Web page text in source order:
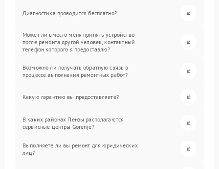
Диагностика проводится бесплатно?
Может ли вместо меня принять устройство
после ремонта другой человек, контактный
телефон которого я предоставлю?
Возможно ли получать обратную связь в
процессе выполнения ремонтных работ?
Какую гарантию вы предоставляете?
В каких районах Пензы располагаются
сервисные центры Gorenje?
Выполняете ли вы ремонт для юридических
лиц?